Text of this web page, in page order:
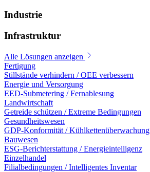
Industrie
Infrastruktur
Alle Lösungen anzeigen
Fertigung
Stillstände verhindern / OEE verbessern
Energie und Versorgung
EED-Submetering / Fernablesung
Landwirtschaft
Getreide schützen / Extreme Bedingungen
Gesundheitswesen
GDP-Konformität / Kühlkettenüberwachung
Bauwesen
ESG-Berichterstattung / Energieintelligenz
Einzelhandel
Filialbedingungen / Intelligentes Inventar